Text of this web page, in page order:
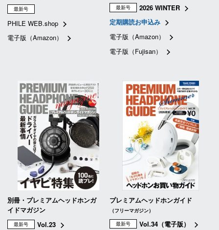
最新号
PHILE WEB.shop
電子版（Amazon）
最新号
2026 WINTER
定期購読お申込み
電子版（Amazon）
電子版（Fujisan）
別冊・プレミアムヘッドホンガ
イドマガジン
最新号
Vol.23
プレミアムヘッドホンガイド
（フリーマガジン）
最新号
Vol.34（電子版）